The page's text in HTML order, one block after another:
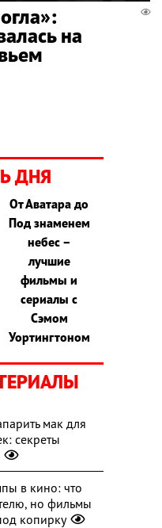
на
ДНЯ
От Аватара до
Под знаменем
небес –
лучшие
фильмы и
сериалы с
Сэмом
Уортингтоном
мак для
секреты
в кино: что
но фильмы
копирку